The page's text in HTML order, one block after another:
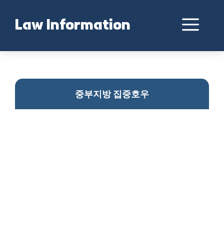
contentLaw Information
중부지방 집중호우